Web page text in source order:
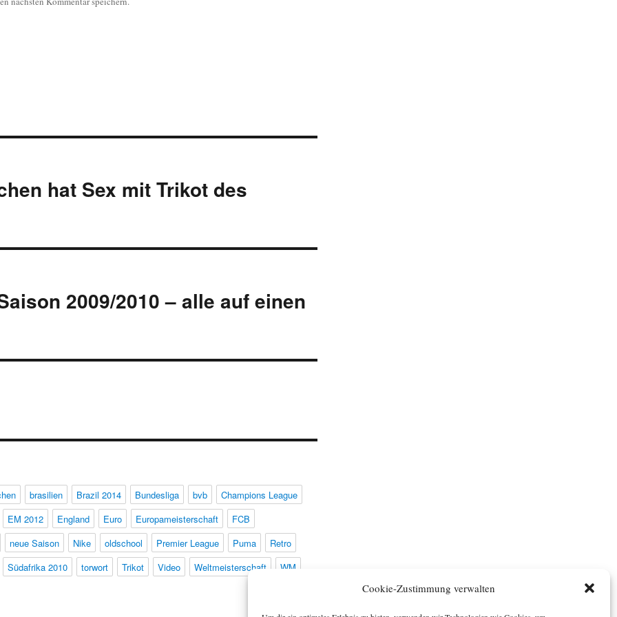
Cookie-Zustimmung verwalten
hat Sex mit Trikot des
2009/2010 – alle auf einen
brasilien Brazil 2014 Bundesliga bvb
Champions League
EM 2012 England Euro Europameisterschaft
FCB
neue Saison Nike oldschool Premier League Puma
Retro
Südafrika 2010 torwort Trikot Video Weltmeisterschaft
WM